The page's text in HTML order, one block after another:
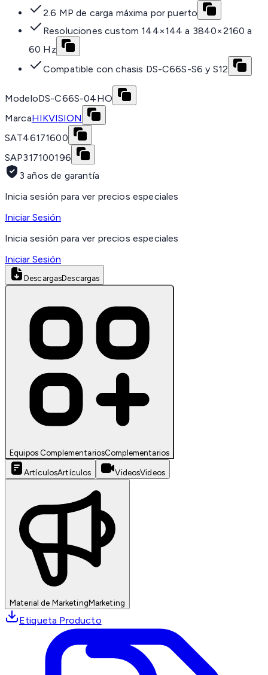
2.6 MP de carga máxima por puerto
Resoluciones custom 144×144 a 3840×2160 a
60 Hz
Compatible con chasis DS-C66S-S6 y S12
ModeloDS-C66S-04HO
MarcaHIKVISION
SAT46171600
SAP317100196
3 años de garantía
Inicia sesión para ver precios especiales
Iniciar Sesión
Inicia sesión para ver precios especiales
Iniciar Sesión
DescargasDescargas
Equipos ComplementariosComplementarios
ArtículosArtículos VideosVideos
Material de MarketingMarketing
Etiqueta Producto